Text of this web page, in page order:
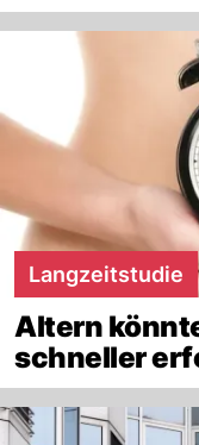
Langzeitstudie
Altern
schneller